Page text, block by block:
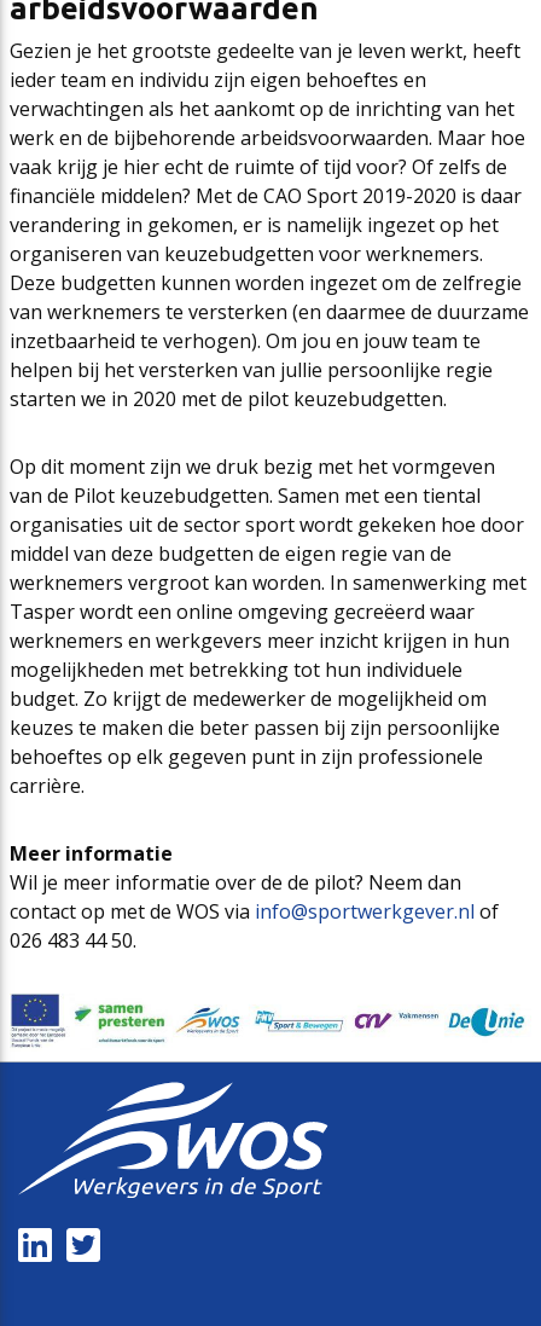
arbeidsvoorwaarden
Gezien je het grootste gedeelte van je leven werkt, heeft
ieder team en individu zijn eigen behoeftes en
verwachtingen als het aankomt op de inrichting van het
werk en de bijbehorende arbeidsvoorwaarden. Maar hoe
vaak krijg je hier echt de ruimte of tijd voor? Of zelfs de
financiële middelen? Met de CAO Sport 2019-2020 is daar
verandering in gekomen, er is namelijk ingezet op het
organiseren van keuzebudgetten voor werknemers.
Deze budgetten kunnen worden ingezet om de zelfregie
van werknemers te versterken (en daarmee de duurzame
inzetbaarheid te verhogen). Om jou en jouw team te
helpen bij het versterken van jullie persoonlijke regie
starten we in 2020 met de pilot keuzebudgetten.
Op dit moment zijn we druk bezig met het vormgeven
van de Pilot keuzebudgetten. Samen met een tiental
organisaties uit de sector sport wordt gekeken hoe door
middel van deze budgetten de eigen regie van de
werknemers vergroot kan worden. In samenwerking met
Tasper wordt een online omgeving gecreëerd waar
werknemers en werkgevers meer inzicht krijgen in hun
mogelijkheden met betrekking tot hun individuele
budget. Zo krijgt de medewerker de mogelijkheid om
keuzes te maken die beter passen bij zijn persoonlijke
behoeftes op elk gegeven punt in zijn professionele
carrière.
Meer informatie
Wil je meer informatie over de de pilot? Neem dan
contact op met de WOS via info@sportwerkgever.nl of
026 483 44 50.